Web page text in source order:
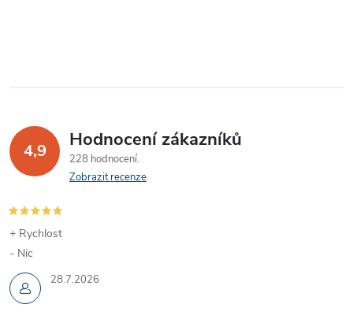
4,9 Hodnocení zákazníků
228 hodnocení
Zobrazit recenze
28.7.2026
+ Rychlost
- Nic